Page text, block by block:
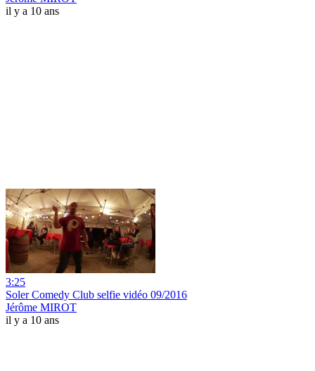
il y a 10 ans
3:25
Soler Comedy Club selfie vidéo 09/2016
Jérôme MIROT
il y a 10 ans